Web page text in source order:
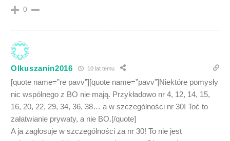
0
Olkuszanin2016 10 lat temu
[quote name=”re pavv”][quote name=”pavv”]Niektóre pomysły
nic wspólnego z BO nie mają. Przykładowo nr 4, 12, 14, 15,
16, 20, 22, 29, 34, 36, 38… a w szczególności nr 30! Toć to
załatwianie prywaty, a nie BO.[/quote]
A ja zagłosuje w szczególności za nr 30! To nie jest